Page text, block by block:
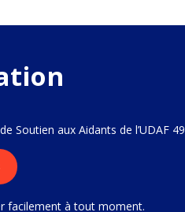
Soutien aux Aidants de l’UDAF 49
facilement à tout moment.